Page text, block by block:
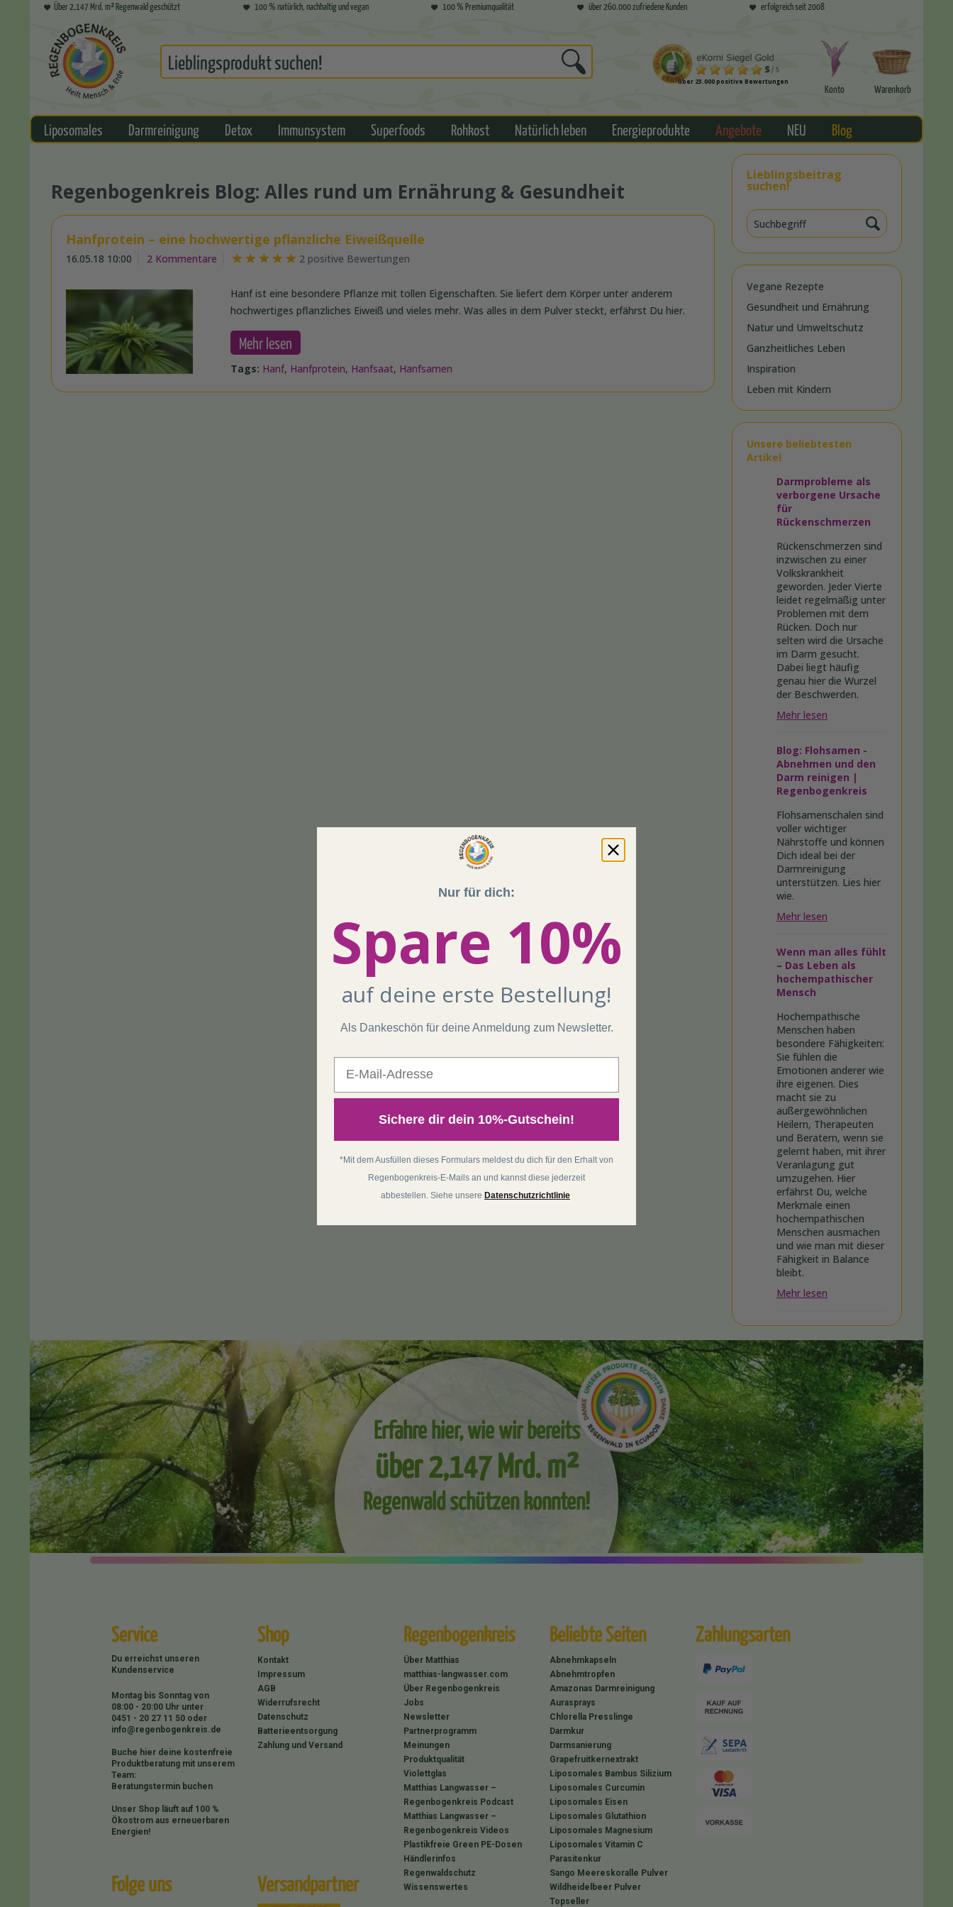
Über 2,147 Mrd. m² Regenwald geschützt 100 % natürlich, nachhaltig und vegan 100 % Premiumqualität über 260.000 zufriedene Kunden erfolgreich seit 2008
über 23.000 positive Bewertungen
Konto Warenkorb
Liposomales Darmreinigung Detox Immunsystem Superfoods Rohkost Natürlich leben Energieprodukte Angebote NEU Blog
Lieblingsbeitrag
suchen!
Vegane Rezepte
Gesundheit und Ernährung
Natur und Umweltschutz
Ganzheitliches Leben
Inspiration
Leben mit Kindern
Unsere beliebtesten
Artikel
Darmprobleme als
verborgene Ursache
für
Rückenschmerzen
Rückenschmerzen sind
inzwischen zu einer
Volkskrankheit
geworden. Jeder Vierte
leidet regelmäßig unter
Problemen mit dem
Rücken. Doch nur
selten wird die Ursache
im Darm gesucht.
Dabei liegt häufig
genau hier die Wurzel
der Beschwerden.
Mehr lesen
Blog: Flohsamen -
Abnehmen und den
Darm reinigen |
Regenbogenkreis
Flohsamenschalen sind
voller wichtiger
Nährstoffe und können
Dich ideal bei der
Darmreinigung
unterstützen. Lies hier
wie.
Mehr lesen
Wenn man alles fühlt
– Das Leben als
hochempathischer
Mensch
Hochempathische
Menschen haben
besondere Fähigkeiten:
Sie fühlen die
Emotionen anderer wie
ihre eigenen. Dies
macht sie zu
außergewöhnlichen
Heilern, Therapeuten
und Beratern, wenn sie
gelernt haben, mit ihrer
Veranlagung gut
umzugehen. Hier
erfährst Du, welche
Merkmale einen
hochempathischen
Menschen ausmachen
und wie man mit dieser
Fähigkeit in Balance
bleibt.
Mehr lesen
Regenbogenkreis Blog: Alles rund um Ernährung & Gesundheit
Hanfprotein – eine hochwertige pflanzliche Eiweißquelle
16.05.18 10:00 2 Kommentare 2 positive Bewertungen
Hanf ist eine besondere Pflanze mit tollen Eigenschaften. Sie liefert dem Körper unter anderem
hochwertiges pflanzliches Eiweiß und vieles mehr. Was alles in dem Pulver steckt, erfährst Du hier.
Mehr lesen
Tags: Hanf, Hanfprotein, Hanfsaat, Hanfsamen
Erfahre hier, wie wir bereits
über 2,147 Mrd. m²
Regenwald schützen konnten!
Service
Du erreichst unseren
Kundenservice
Montag bis Sonntag von
08:00 - 20:00 Uhr unter
0451 - 20 27 11 50 oder
info@regenbogenkreis.de
Buche hier deine kostenfreie
Produktberatung mit unserem
Team:
Beratungstermin buchen
Unser Shop läuft auf 100 %
Ökostrom aus erneuerbaren
Energien!
Shop
Kontakt
Impressum
AGB
Widerrufsrecht
Datenschutz
Batterieentsorgung
Zahlung und Versand
Regenbogenkreis
Über Matthias
matthias-langwasser.com
Über Regenbogenkreis
Jobs
Newsletter
Partnerprogramm
Meinungen
Produktqualität
Violettglas
Matthias Langwasser –
Regenbogenkreis Podcast
Matthias Langwasser –
Regenbogenkreis Videos
Plastikfreie Green PE-Dosen
Händlerinfos
Regenwaldschutz
Wissenswertes
Beliebte Seiten
Abnehmkapseln
Abnehmtropfen
Amazonas Darmreinigung
Aurasprays
Chlorella Presslinge
Darmkur
Darmsanierung
Grapefruitkernextrakt
Liposomales Bambus Silizium
Liposomales Curcumin
Liposomales Eisen
Liposomales Glutathion
Liposomales Magnesium
Liposomales Vitamin C
Parasitenkur
Sango Meereskoralle Pulver
Wildheidelbeer Pulver
Topseller
Zahlungsarten
Folge uns Versandpartner
Nur für dich:
Spare 10%
auf deine erste Bestellung!
Als Dankeschön für deine Anmeldung zum Newsletter.
Sichere dir dein 10%-Gutschein!
*Mit dem Ausfüllen dieses Formulars meldest du dich für den Erhalt von
Regenbogenkreis-E-Mails an und kannst diese jederzeit
abbestellen. Siehe unsere Datenschutzrichtlinie